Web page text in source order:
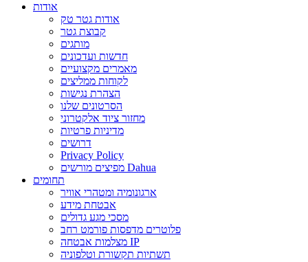
אודות
אודות גטר טק
קבוצת גטר
מותגים
חדשות ועדכונים
מאמרים מקצועיים
לקוחות ממליצים
הצהרת נגישות
הסרטונים שלנו
מחזור ציוד אלקטרוני
מדיניות פרטיות
דרושים
Privacy Policy
מפיצים מורשים Dahua
תחומים
ארגונומיה ומטהרי אוויר
אבטחת מידע
מסכי מגע גדולים
פלוטרים מדפסות פורמט רחב
מצלמות אבטחה IP
תשתיות תקשורת וטלפוניה